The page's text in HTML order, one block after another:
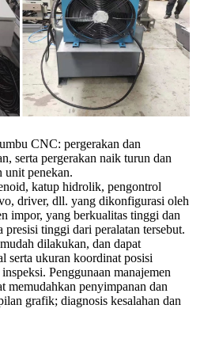
CNC: pergerakan dan
serta pergerakan naik turun dan
unit penekan.
katup hidrolik, pengontrol
driver, dll. yang dikonfigurasi oleh
impor, yang berkualitas tinggi dan
presisi tinggi dari peralatan tersebut.
dilakukan, dan dapat
serta ukuran koordinat posisi
Penggunaan manajemen
memudahkan penyimpanan dan
grafik; diagnosis kesalahan dan